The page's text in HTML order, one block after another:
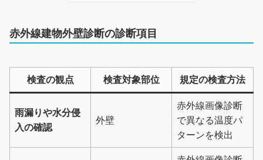
赤外線建物外壁診断の診断項目
検査の観点 検査対象部位 規定の検査方法
雨漏りや水分侵
入の確認
外壁
赤外線画像診断
で異なる温度パ
ターンを検出